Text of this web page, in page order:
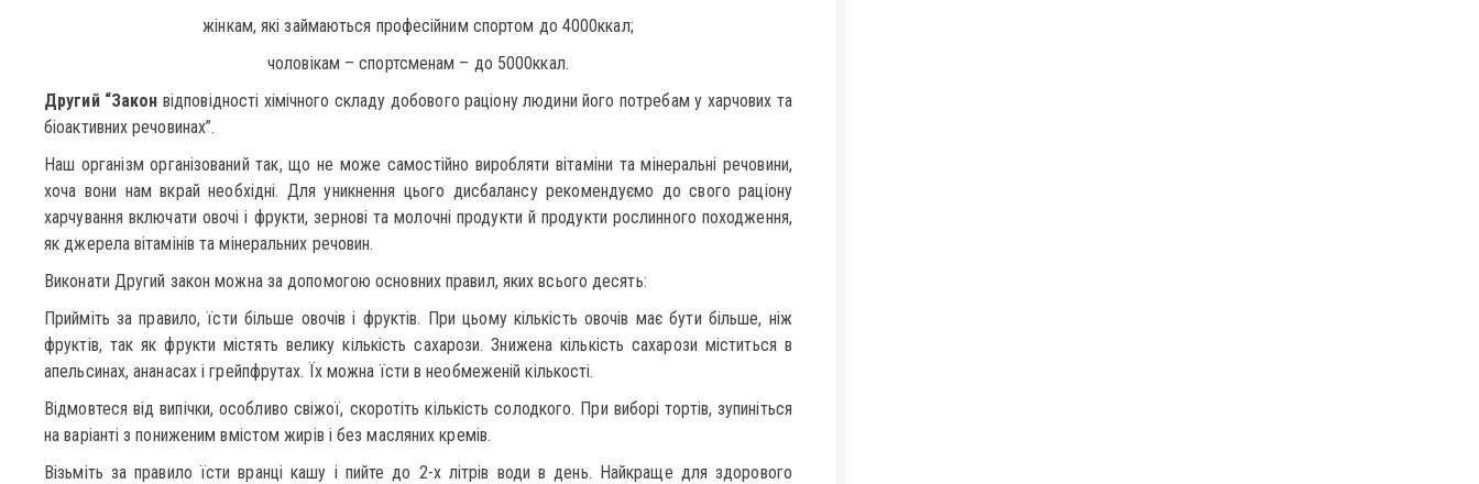
жінкам, які займаються професійним спортом до 4000ккал;
чоловікам – спортсменам – до 5000ккал.
Другий “Закон відповідності хімічного складу добового раціону людини його потребам у харчових та
біоактивних речовинах”.
Наш організм організований так, що не може самостійно виробляти вітаміни та мінеральні речовини,
хоча вони нам вкрай необхідні. Для уникнення цього дисбалансу рекомендуємо до свого раціону
харчування включати овочі і фрукти, зернові та молочні продукти й продукти рослинного походження,
як джерела вітамінів та мінеральних речовин.
Виконати Другий закон можна за допомогою основних правил, яких всього десять:
Прийміть за правило, їсти більше овочів і фруктів. При цьому кількість овочів має бути більше, ніж
фруктів, так як фрукти містять велику кількість сахарози. Знижена кількість сахарози міститься в
апельсинах, ананасах і грейпфрутах. Їх можна їсти в необмеженій кількості.
Відмовтеся від випічки, особливо свіжої, скоротіть кількість солодкого. При виборі тортів, зупиніться
на варіанті з пониженим вмістом жирів і без масляних кремів.
Візьміть за правило їсти вранці кашу і пийте до 2-х літрів води в день. Найкраще для здорового